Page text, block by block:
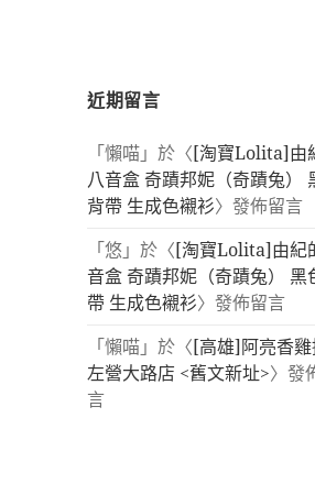
近期留言
「懶喵」於〈[淘寶Lolita]由
八音盒 奇蹟邦妮（奇蹟兔）
背帶 生成色襯衫〉發佈留言
「悠」於〈[淘寶Lolita]由紀
音盒 奇蹟邦妮（奇蹟兔） 黑
帶 生成色襯衫〉發佈留言
「懶喵」於〈[高雄]阿亮香
左營大路店 <舊文新址>〉發
言